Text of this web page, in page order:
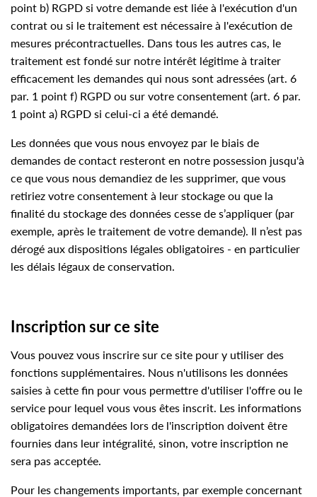
point b) RGPD si votre demande est liée à l'exécution d'un
contrat ou si le traitement est nécessaire à l'exécution de
mesures précontractuelles. Dans tous les autres cas, le
traitement est fondé sur notre intérêt légitime à traiter
efficacement les demandes qui nous sont adressées (art. 6
par. 1 point f) RGPD ou sur votre consentement (art. 6 par.
1 point a) RGPD si celui-ci a été demandé.
Les données que vous nous envoyez par le biais de
demandes de contact resteront en notre possession jusqu'à
ce que vous nous demandiez de les supprimer, que vous
retiriez votre consentement à leur stockage ou que la
finalité du stockage des données cesse de s’appliquer (par
exemple, après le traitement de votre demande). Il n’est pas
dérogé aux dispositions légales obligatoires - en particulier
les délais légaux de conservation.
Inscription sur ce site
Vous pouvez vous inscrire sur ce site pour y utiliser des
fonctions supplémentaires. Nous n'utilisons les données
saisies à cette fin pour vous permettre d'utiliser l'offre ou le
service pour lequel vous vous êtes inscrit. Les informations
obligatoires demandées lors de l'inscription doivent être
fournies dans leur intégralité, sinon, votre inscription ne
sera pas acceptée.
Pour les changements importants, par exemple concernant